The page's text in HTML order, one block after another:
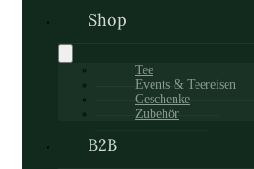
Shop
Tee
Events & Teereisen
Geschenke
Zubehör
B2B